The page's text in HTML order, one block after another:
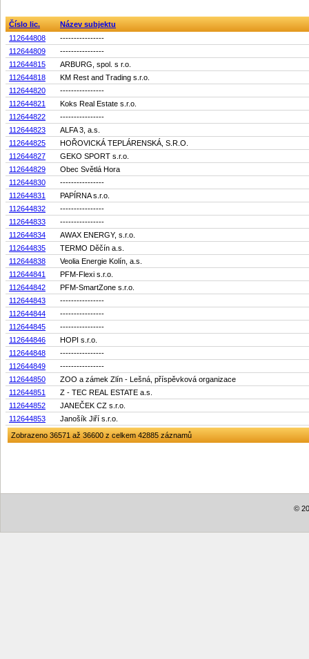
Číslo lic.
Název subjektu
112644808
----------------
112644809
----------------
112644815
ARBURG, spol. s r.o.
112644818
KM Rest and Trading s.r.o.
112644820
----------------
112644821
Koks Real Estate s.r.o.
112644822
----------------
112644823
ALFA 3, a.s.
112644825
HOŘOVICKÁ TEPLÁRENSKÁ, S.R.O.
112644827
GEKO SPORT s.r.o.
112644829
Obec Světlá Hora
112644830
----------------
112644831
PAPÍRNA s.r.o.
112644832
----------------
112644833
----------------
112644834
AWAX ENERGY, s.r.o.
112644835
TERMO Děčín a.s.
112644838
Veolia Energie Kolín, a.s.
112644841
PFM-Flexi s.r.o.
112644842
PFM-SmartZone s.r.o.
112644843
----------------
112644844
----------------
112644845
----------------
112644846
HOPI s.r.o.
112644848
----------------
112644849
----------------
112644850
ZOO a zámek Zlín - Lešná, příspěvková organizace
112644851
Z - TEC REAL ESTATE a.s.
112644852
JANEČEK CZ s.r.o.
112644853
Janošík Jiří s.r.o.
Zobrazeno 36571 až 36600 z celkem 42885 záznamů
©